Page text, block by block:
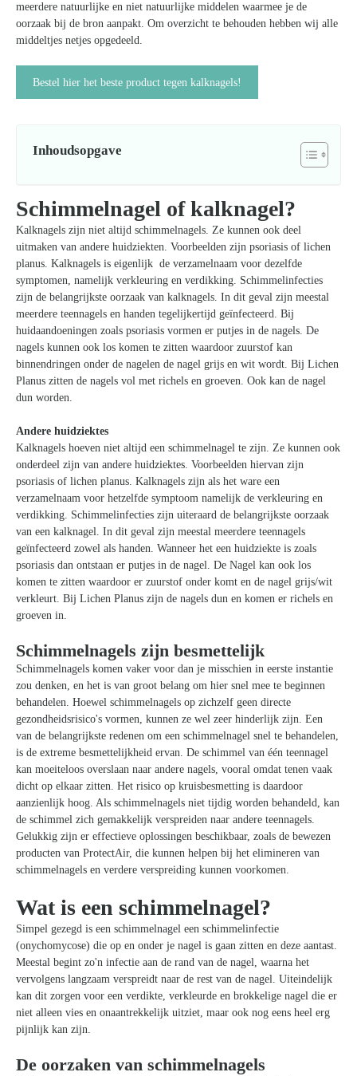
meerdere natuurlijke en niet natuurlijke middelen waarmee je de
oorzaak bij de bron aanpakt. Om overzicht te behouden hebben wij alle
middeltjes netjes opgedeeld.
Bestel hier het beste product tegen kalknagels!
Inhoudsopgave
Schimmelnagel of kalknagel?
Kalknagels zijn niet altijd schimmelnagels. Ze kunnen ook deel
uitmaken van andere huidziekten. Voorbeelden zijn psoriasis of lichen
planus. Kalknagels is eigenlijk de verzamelnaam voor dezelfde
symptomen, namelijk verkleuring en verdikking. Schimmelinfecties
zijn de belangrijkste oorzaak van kalknagels. In dit geval zijn meestal
meerdere teennagels en handen tegelijkertijd geïnfecteerd. Bij
huidaandoeningen zoals psoriasis vormen er putjes in de nagels. De
nagels kunnen ook los komen te zitten waardoor zuurstof kan
binnendringen onder de nagelen de nagel grijs en wit wordt. Bij Lichen
Planus zitten de nagels vol met richels en groeven. Ook kan de nagel
dun worden.
Andere huidziektes
Kalknagels hoeven niet altijd een schimmelnagel te zijn. Ze kunnen ook
onderdeel zijn van andere huidziektes. Voorbeelden hiervan zijn
psoriasis of lichen planus. Kalknagels zijn als het ware een
verzamelnaam voor hetzelfde symptoom namelijk de verkleuring en
verdikking. Schimmelinfecties zijn uiteraard de belangrijkste oorzaak
van een kalknagel. In dit geval zijn meestal meerdere teennagels
geïnfecteerd zowel als handen. Wanneer het een huidziekte is zoals
psoriasis dan ontstaan er putjes in de nagel. De Nagel kan ook los
komen te zitten waardoor er zuurstof onder komt en de nagel grijs/wit
verkleurt. Bij Lichen Planus zijn de nagels dun en komen er richels en
groeven in.
Schimmelnagels zijn besmettelijk
Schimmelnagels komen vaker voor dan je misschien in eerste instantie
zou denken, en het is van groot belang om hier snel mee te beginnen
behandelen. Hoewel schimmelnagels op zichzelf geen directe
gezondheidsrisico's vormen, kunnen ze wel zeer hinderlijk zijn. Een
van de belangrijkste redenen om een schimmelnagel snel te behandelen,
is de extreme besmettelijkheid ervan. De schimmel van één teennagel
kan moeiteloos overslaan naar andere nagels, vooral omdat tenen vaak
dicht op elkaar zitten. Het risico op kruisbesmetting is daardoor
aanzienlijk hoog. Als schimmelnagels niet tijdig worden behandeld, kan
de schimmel zich gemakkelijk verspreiden naar andere teennagels.
Gelukkig zijn er effectieve oplossingen beschikbaar, zoals de bewezen
producten van ProtectAir, die kunnen helpen bij het elimineren van
schimmelnagels en verdere verspreiding kunnen voorkomen.
Wat is een schimmelnagel?
Simpel gezegd is een schimmelnagel een schimmelinfectie
(onychomycose) die op en onder je nagel is gaan zitten en deze aantast.
Meestal begint zo'n infectie aan de rand van de nagel, waarna het
vervolgens langzaam verspreidt naar de rest van de nagel. Uiteindelijk
kan dit zorgen voor een verdikte, verkleurde en brokkelige nagel die er
niet alleen vies en onaantrekkelijk uitziet, maar ook nog eens heel erg
pijnlijk kan zijn.
De oorzaken van schimmelnagels